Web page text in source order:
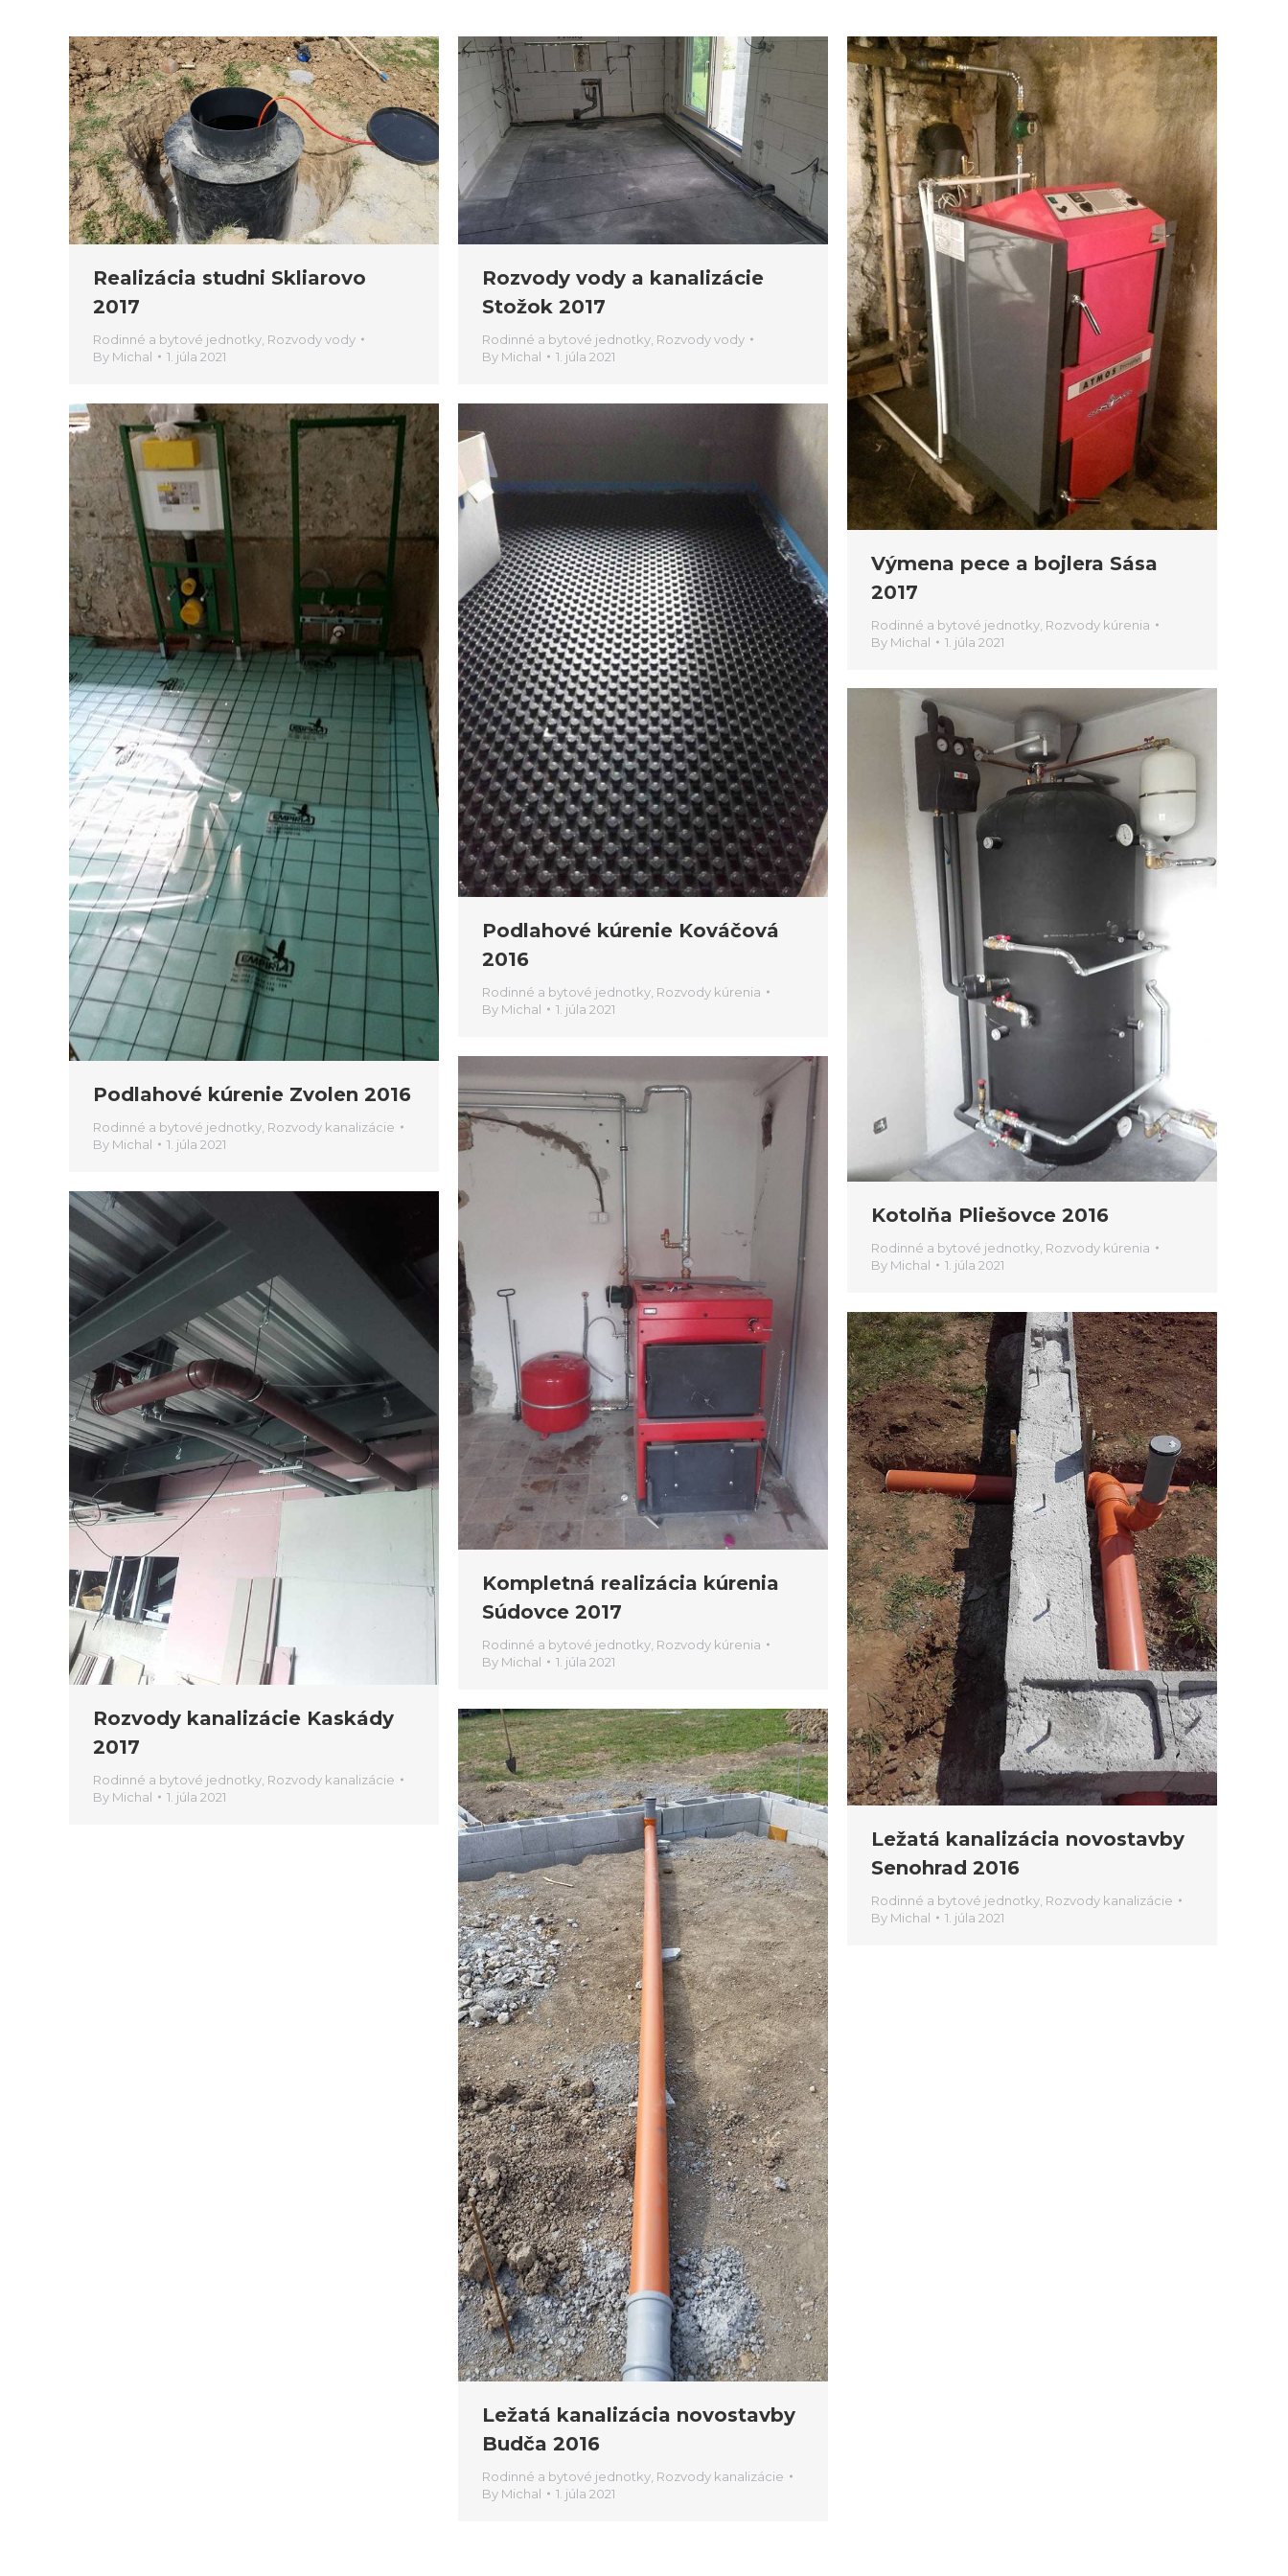
Realizácia studni Skliarovo
2017
Rodinné a bytové jednotky, Rozvody vody
By Michal 1. júla 2021
Rozvody vody a kanalizácie
Stožok 2017
Rodinné a bytové jednotky, Rozvody vody
By Michal 1. júla 2021
Výmena pece a bojlera Sása
2017
Rodinné a bytové jednotky Rozvody kúrenia
By Michal 1. júla 2021
Podlahové kúrenie Zvolen 2016
Rodinné a bytové jednotky, Rozvody kanalizácie
By Michal 1. júla 2021
Podlahové kúrenie Kováčová
2016
Rodinné a bytové jednotky Rozvody kúrenia
By Michal 1. júla 2021
Kotolňa Pliešovce 2016
Rodinné a bytové jednotky Rozvody kúrenia
By Michal 1. júla 2021
Kompletná realizácia kúrenia
Súdovce 2017
Rodinné a bytové jednotky Rozvody kúrenia
By Michal 1. júla 2021
Rozvody kanalizácie Kaskády
2017
Rodinné a bytové jednotky Rozvody kanalizácie
By Michal 1. júla 2021
Ležatá kanalizácia novostavby
Senohrad 2016
Rodinné a bytové jednotky Rozvody kanalizácie
By Michal 1. júla 2021
Ležatá kanalizácia novostavby
Budča 2016
Rodinné a bytové jednotky Rozvody kanalizácie
By Michal 1. júla 2021